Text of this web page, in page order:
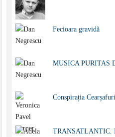
Fecioara gravidă
MUSICA PURITAS
Conspirația
TRANSATLANTIC.